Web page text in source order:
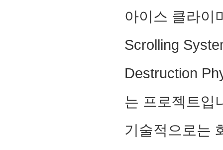
아이스 클라이
Scrolling
Destruction
는 프로젝트입
기술적으로는